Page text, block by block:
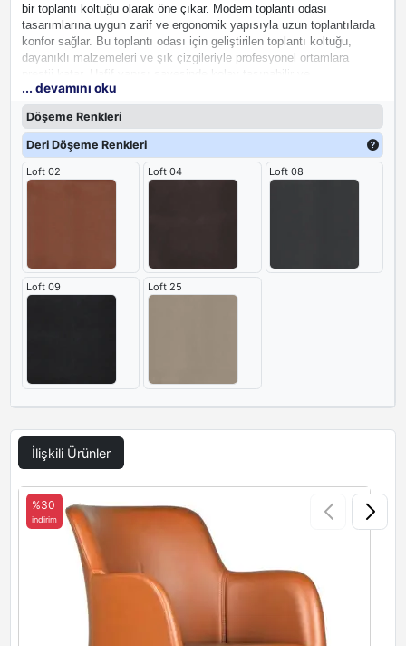
bir toplantı koltuğu olarak öne çıkar. Modern toplantı odası
tasarımlarına uygun zarif ve ergonomik yapısıyla uzun toplantılarda
konfor sağlar. Bu toplantı odası için geliştirilen toplantı koltuğu,
dayanıklı malzemeleri ve şık çizgileriyle profesyonel ortamlara
düzenlenebilir.
... devamını oku
Döşeme Renkleri
Deri Döşeme Renkleri
Loft 02 Loft 04 Loft 08
Loft 09 Loft 25
İlişkili Ürünler
%30
indirim